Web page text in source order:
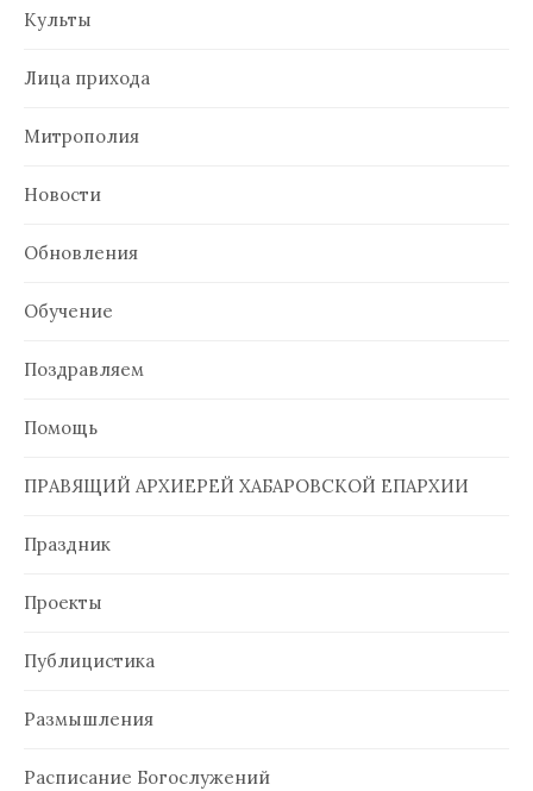
Культы
Лица прихода
Митрополия
Новости
Обновления
Обучение
Поздравляем
Помощь
ПРАВЯЩИЙ АРХИЕРЕЙ ХАБАРОВСКОЙ ЕПАРХИИ
Праздник
Проекты
Публицистика
Размышления
Расписание Богослужений